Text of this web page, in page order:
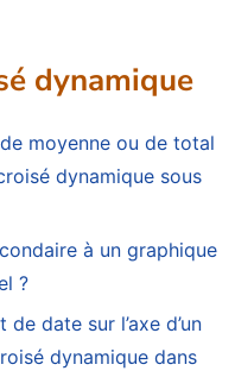
dynamique
moyenne ou de total
dynamique sous
à un graphique
?
date sur l’axe d’un
dynamique dans